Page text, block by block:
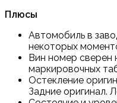
Плюсы
Автомобиль в
некоторых
Вин номер сверен
маркировочных
Остекление
Задние оригинал.